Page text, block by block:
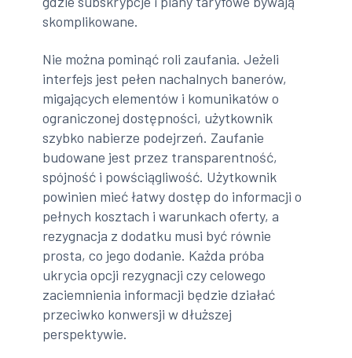
skomplikowane.
Nie można pominąć roli zaufania. Jeżeli
interfejs jest pełen nachalnych banerów,
migających elementów i komunikatów o
ograniczonej dostępności, użytkownik
szybko nabierze podejrzeń. Zaufanie
budowane jest przez transparentność,
spójność i powściągliwość. Użytkownik
powinien mieć łatwy dostęp do informacji o
pełnych kosztach i warunkach oferty, a
rezygnacja z dodatku musi być równie
prosta, co jego dodanie. Każda próba
ukrycia opcji rezygnacji czy celowego
zaciemnienia informacji będzie działać
przeciwko konwersji w dłuższej
perspektywie.